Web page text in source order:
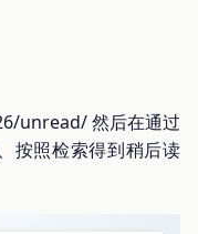
unread/ 然后在通过
按照检索得到稍后读